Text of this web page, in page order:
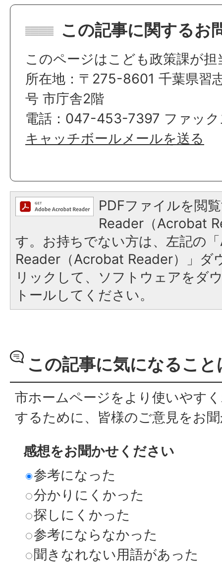
この記事に関するお
このページはこども政策課が
所在地：〒275-8601 千葉県習
号 市庁舎2階
電話：047-453-7397 ファッ
キャッチボールメールを送る
PDFファイルを閲
Reader（Acrobat
す。お持ちでない方は、左記の
Reader（Acrobat Reader）」ダ
リックして、ソフトウェアをダ
トールしてください。
この記事に気になるこ
市ホームページをより使いやす
するために、皆様のご意見をお
感想をお聞かせください
参考になった
分かりにくかった
探しにくかった
参考にならなかった
聞きなれない用語があった